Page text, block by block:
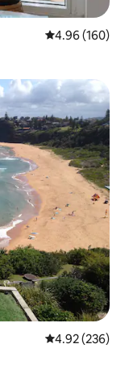
平均评分 4.96
4.96 (160)
平均评分 4.92
4.92 (236)